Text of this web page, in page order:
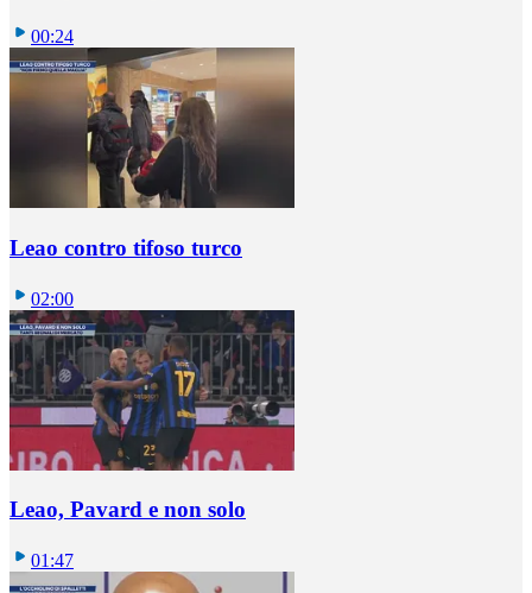
00:24
Leao contro tifoso turco
02:00
Leao, Pavard e non solo
01:47